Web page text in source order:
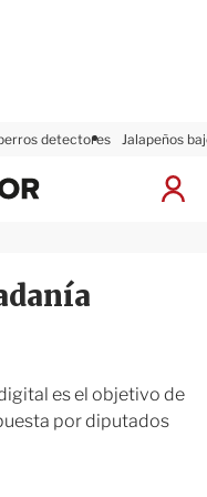
detectores Jalapeños
I
s
x
i
es el objetivo de
por diputados